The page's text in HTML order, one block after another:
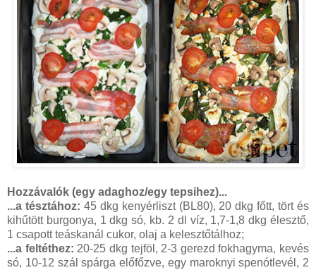
Hozzávalók (egy adaghoz/egy tepsihez)...
...a tésztához: 45 dkg kenyérliszt (BL80), 20 dkg főtt, tört és
kihűtött burgonya, 1 dkg só, kb. 2 dl víz, 1,7-1,8 dkg élesztő,
1 csapott teáskanál cukor, olaj a kelesztőtálhoz;
...a feltéthez: 20-25 dkg tejföl, 2-3 gerezd fokhagyma, kevés
só, 10-12 szál spárga előfőzve, egy maroknyi spenótlevél, 2